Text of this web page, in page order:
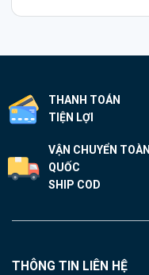
THANH TOÁN
TIỆN LỢI
VẬN CHUYỂN TOÀN
QUỐC
SHIP COD
THÔNG TIN LIÊN HỆ